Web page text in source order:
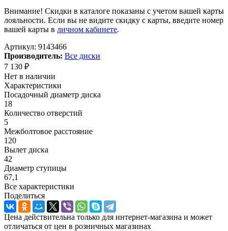
Внимание! Скидки в каталоге показаны с учетом вашей карты
лояльности. Если вы не видите скидку с карты, введите номер
вашей карты в личном кабинете.
Артикул: 9143466
Производитель: Все диски
7 130 ₽
Нет в наличии
Характеристики
Посадочный диаметр диска
18
Количество отверстий
5
Межболтовое расстояние
120
Вылет диска
42
Диаметр ступицы
67,1
Все характеристики
Поделиться
Цена действительна только для интернет-магазина и может
отличаться от цен в розничных магазинах